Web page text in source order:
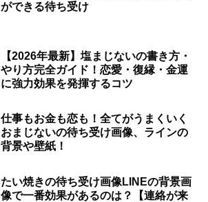
ができる待ち受け
【2026年最新】塩まじないの書き方・
やり方完全ガイド！恋愛・復縁・金運
に強力効果を発揮するコツ
仕事もお金も恋も！全てがうまくいく
おまじないの待ち受け画像、ラインの
背景や壁紙！
たい焼きの待ち受け画像LINEの背景画
像で一番効果があるのは？【連絡が来